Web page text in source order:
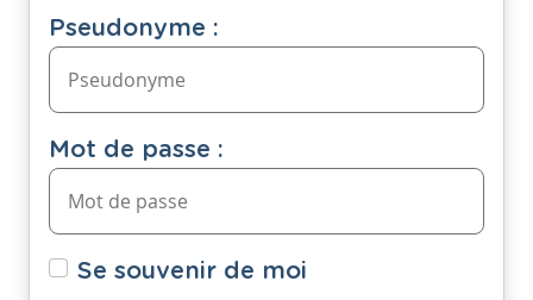
Pseudonyme :
Mot de passe :
Se souvenir de moi